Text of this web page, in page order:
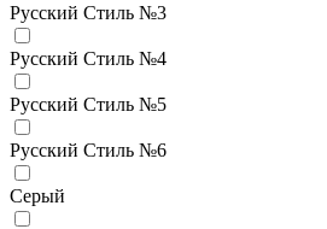
Русский Стиль №3
Русский Стиль №4
Русский Стиль №5
Русский Стиль №6
Серый